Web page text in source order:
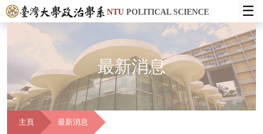
NTUPOLITICAL SCIENCE ☰
最新消息
主頁 最新消息